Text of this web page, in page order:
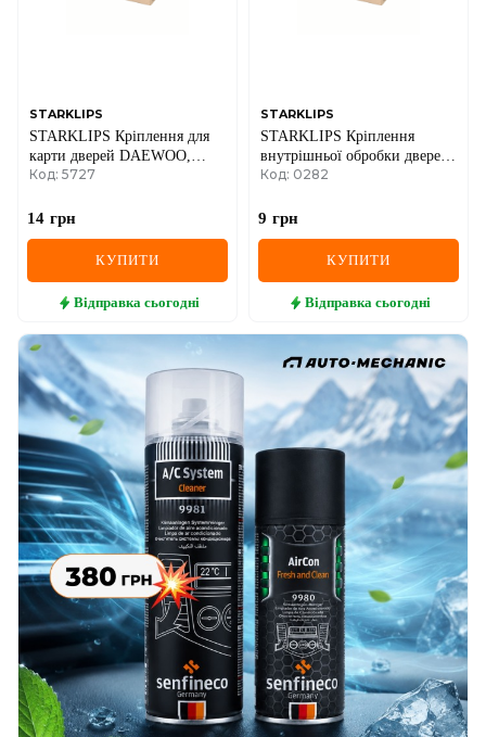
STARKLIPS
STARKLIPS Кріплення для
карти дверей DAEWOO,
HONDA, MAZDA,
Код: 5727
14 грн
КУПИТИ
Відправка сьогодні
STARKLIPS
STARKLIPS Кріплення
внутрішньої обробки дверей
(білий) BMW
Код: 0282
9 грн
КУПИТИ
Відправка сьогодні